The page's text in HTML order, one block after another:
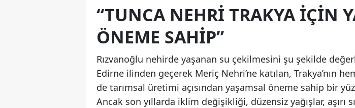
“TUNCA NEHRI TRAKYA IÇIN
ÖNEME SAHIP”
Rızvanoğlu nehirde yaşanan su çekilmesini şu şekilde
Edirne ilinden geçerek Meriç Nehri’ne katılan, Trakya’nın
de tarımsal üretimi açısından yaşamsal öneme sahip bir
Ancak son yıllarda iklim değişikliği, düzensiz yağışlar, aşırı